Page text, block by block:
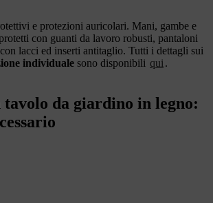
e protezioni auricolari. Mani, gambe e
con guanti da lavoro robusti, pantaloni
lacci ed inserti antitaglio. Tutti i dettagli sui
individuale sono disponibili qui .
da giardino in legno: